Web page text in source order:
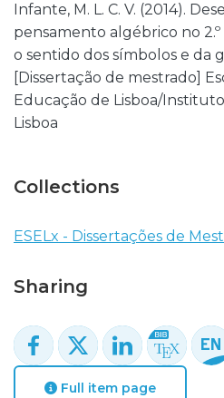
Infante, M. L. C. V. (2014).
pensamento algébrico no 2.º
o sentido dos símbolos e da
[Dissertação de mestrado]
Educação de Lisboa/
Lisboa
Collections
ESELx - Dissertações de
Sharing
Full item page